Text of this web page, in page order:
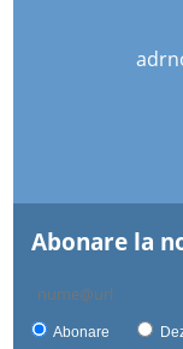
Abonare la
Abonare